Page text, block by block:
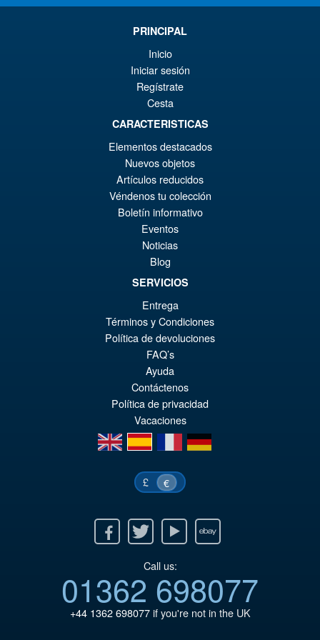
S.H.Figuarts One Piece Nico
Robin (Enies Lobby) Action
Figure
VORBESTELLUNGEN
S.H.MonsterArts Godzilla 2003
Tokyo SOS Action Figure
VORBESTELLUNGEN
PRINCIPAL
Inicio
Iniciar sesión
Regístrate
Cesta
CARACTERISTICAS
Elementos destacados
Nuevos objetos
Artículos reducidos
Véndenos tu colección
Boletín informativo
Eventos
Noticias
Blog
SERVICIOS
Entrega
Términos y Condiciones
Política de devoluciones
FAQ’s
Ayuda
Contáctenos
Política de privacidad
Vacaciones
en
es fr de
£ €
Twitter Youtube Ebay
Call us:
01362 698077
+44 1362 698077if you're not in the UK